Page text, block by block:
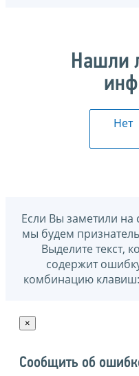
Нашли
Нет
Если Вы заметили на
мы будем
Выделите текст,
содержит
комбинацию
×
Сообщить об